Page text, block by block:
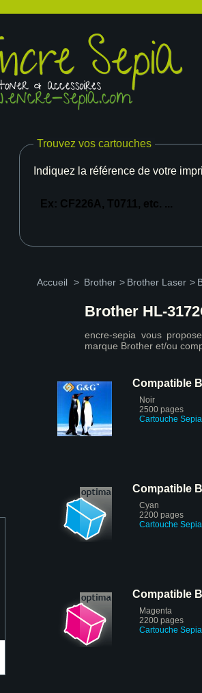
Trouvez vos cartouches
Indiquez la référence de votre
Accueil > Brother > Brother Laser >
Brother HL-
encre-sepia vous
marque Brother et/ou
Compatible
Noir
2500 pages
Cartouche
Compatible
Cyan
2200 pages
Cartouche
Compatible
Magenta
2200 pages
Cartouche